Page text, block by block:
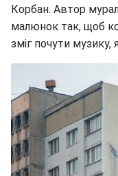
Корбан. Автор
малюнок так, щоб
зміг почути музику,